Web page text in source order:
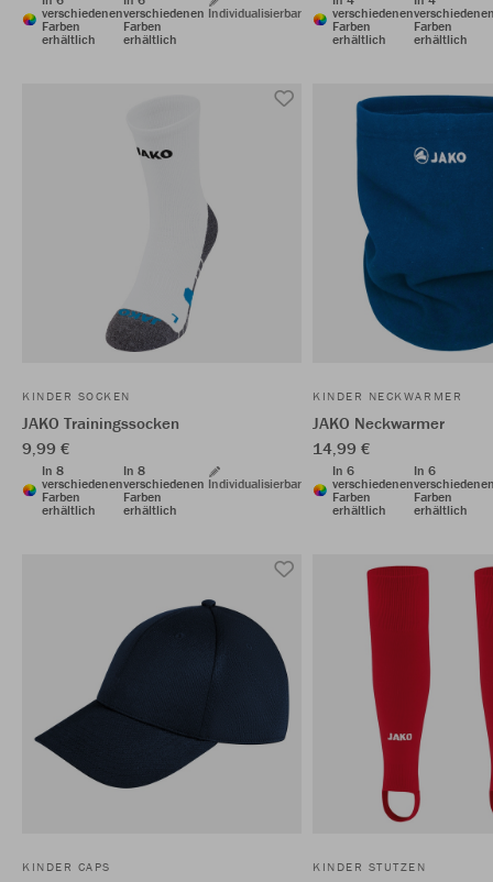
verschiedenen
Farben
erhältlich
verschiedenen
Farben
erhältlich
Individualisierbar
verschiedenen
Farben
erhältlich
Farben
erhältlich
KINDER SOCKEN
JAKO Trainingssocken
9,99 €
In 8
verschiedenen
Farben
erhältlich
In 8
verschiedenen
Farben
erhältlich
Individualisierbar
KINDER NECKWARMER
JAKO Neckwarmer
14,99 €
In 6
verschiedenen
Farben
erhältlich
In 6
Farben
erhältlich
KINDER CAPS KINDER STUTZEN